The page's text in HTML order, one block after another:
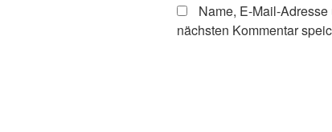
Name, E-Mail-
nächsten Kommentar